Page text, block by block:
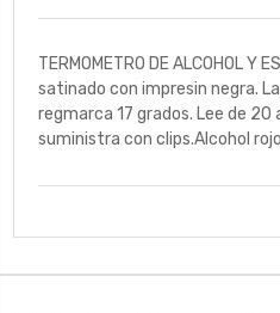
TERMOMETRO DE ALCOHOL Y
satinado con impresin negra.
regmarca 17 grados. Lee de 20
suministra con clips.Alcohol